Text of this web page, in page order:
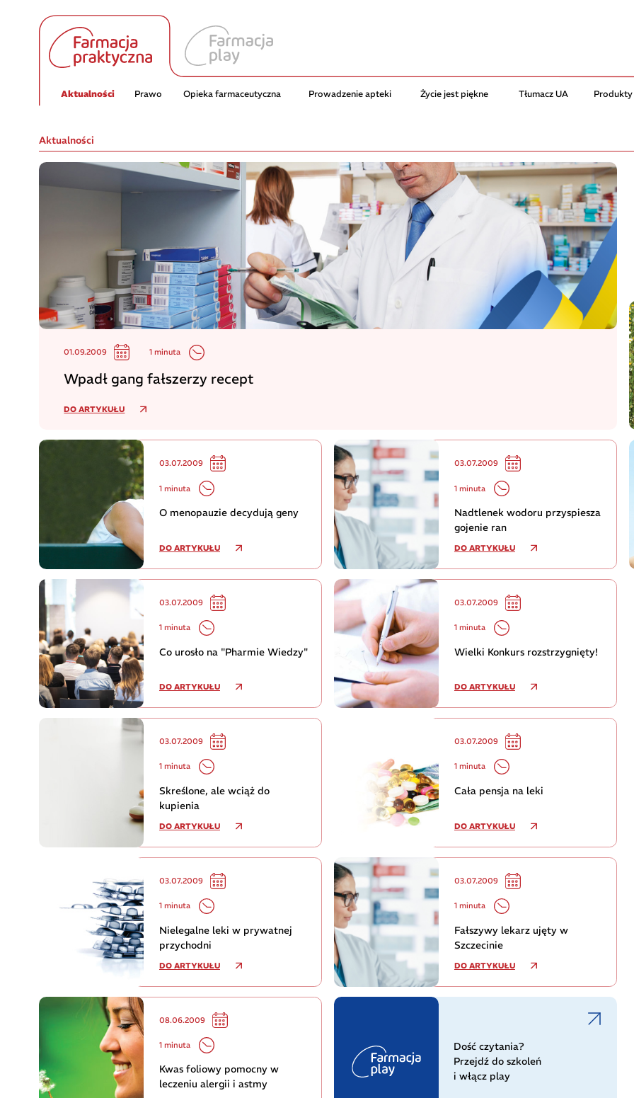
Aktualności Prawo Opieka farmaceutyczna Prowadzenie apteki Życie jest piękne Tłumacz UA
Aktualności
01.09.2009 1 minuta
Wpadł gang fałszerzy recept
DO ARTYKUŁU
03.07.2009
1 minuta
O menopauzie decydują geny
DO ARTYKUŁU
03.07.2009
1 minuta
Nadtlenek wodoru przyspiesza
gojenie ran
DO ARTYKUŁU
03.07.2009
1 minuta
Co urosło na "Pharmie Wiedzy"
DO ARTYKUŁU
03.07.2009
1 minuta
Wielki Konkurs rozstrzygnięty!
DO ARTYKUŁU
03.07.2009
1 minuta
Skreślone, ale wciąż do
kupienia
DO ARTYKUŁU
03.07.2009
1 minuta
Cała pensja na leki
DO ARTYKUŁU
03.07.2009
1 minuta
Nielegalne leki w prywatnej
przychodni
DO ARTYKUŁU
03.07.2009
1 minuta
Fałszywy lekarz ujęty w
Szczecinie
DO ARTYKUŁU
08.06.2009
1 minuta
Kwas foliowy pomocny w
leczeniu alergii i astmy
Dość czytania?
Przejdź do szkoleń
i włącz play